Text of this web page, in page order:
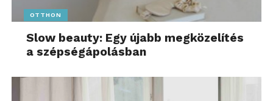
OTTHON
Slow beauty: Egy újabb megközelítés
a szépségápolásban